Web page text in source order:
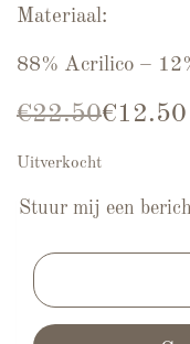
Materiaal:
88% Acrilico –
€22.50€12.50
Huidige prijs
Uitverkocht
Stuur mij een